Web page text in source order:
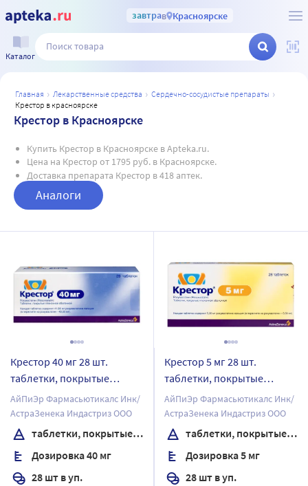
завтрав Красноярске
Каталог
главная лекарственные средства
сердечно-сосудистые препараты
крестор в красноярске
Крестор в Красноярске
Купить Крестор в Красноярске в Apteka.ru.
Цена на Крестор от 1795 руб. в Красноярске.
Доставка препарата Крестор в 418 аптек.
Аналоги
Крестор 40 мг 28 шт.
таблетки, покрытые
пленочной оболочкой
АйПиЭр Фармасьютикалс Инк/
АстраЗенека Индастриз ООО
таблетки, покрытые пленочной оболочкой
Дозировка 40 мг
28 шт в уп.
Крестор 5 мг 28 шт.
таблетки, покрытые
пленочной оболочкой
АйПиЭр Фармасьютикалс Инк/
АстраЗенека Индастриз ООО
таблетки, покрытые пленочной оболочкой
Дозировка 5 мг
28 шт в уп.